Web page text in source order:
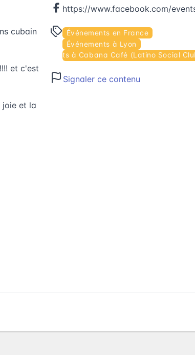
cubain
et c'est
joie et la
Événements en France
Événements à Lyon
Événements à Cabana Café (Latino Social
Signaler ce contenu